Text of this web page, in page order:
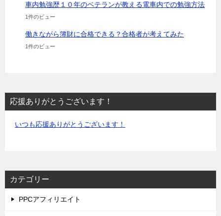
車内勉強歴１０年のベテランが教える電車内での勉強方法
1件のビュー
働きながら簿財に合格できる？合格者が考えてみた
1件のビュー
応援ありがとうございます！
いつも応援ありがとうございます！
カテゴリー
PPCアフィリエイト